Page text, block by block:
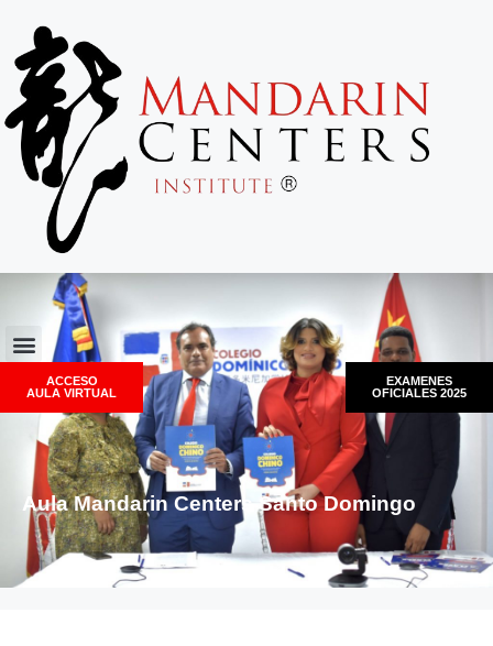
ACCESO
AULA VIRTUAL
EXAMENES
OFICIALES 2025
Aula Mandarin Centers Santo Domingo